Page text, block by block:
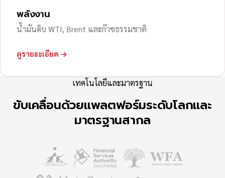
พลังงาน
น้ำมันดิบ WTI, Brent และก๊าซธรรมชาติ
ดูรายละเอียด →
เทคโนโลยีและมาตรฐาน
ขับเคลื่อนด้วยแพลตฟอร์มระดับโลกและ
มาตรฐานสากล